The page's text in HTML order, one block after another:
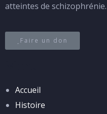
atteintes de schizophrénie.
Faire un don
Accueil
Histoire